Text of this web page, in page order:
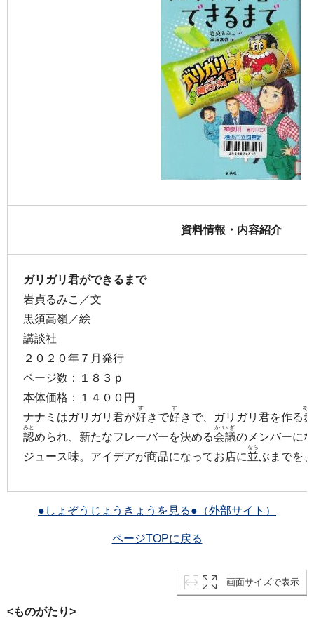
資料情報・内容紹介
ガリガリ君ができるまで
岩貞るみこ／文
黒須高嶺／絵
講談社
２０２０年７月発行
ページ数：１８３ｐ
本体価格：１４００円
ナナミはガリガリ君が好
す
きで好
す
きで、ガリガリ君を作る
あ
認
みと
められ、新たなフレーバーを決める会議
かいぎ
のメンバーに
ジュース味。アイデアが商品になってお店に並
なら
ぶまでを
●しょぞうじょうきょうを見る●（外部サイト）
ページTOPに戻る
画面サイズで表示
<ものがたり>